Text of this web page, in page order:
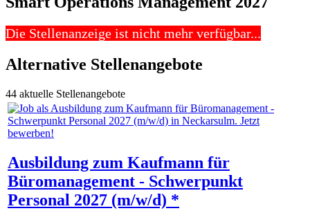
Die Stellenanzeige ist nicht mehr verfügbar...
Alternative Stellenangebote
44 aktuelle Stellenangebote
Ausbildung zum Kaufmann für
Büromanagement - Schwerpunkt
Personal 2027 (m/w/d) *